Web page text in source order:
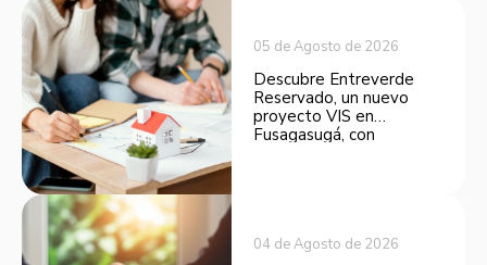
05 de Agosto de 2026
Descubre Entreverde
Reservado, un nuevo
proyecto VIS en
Fusagasugá, con
04 de Agosto de 2026